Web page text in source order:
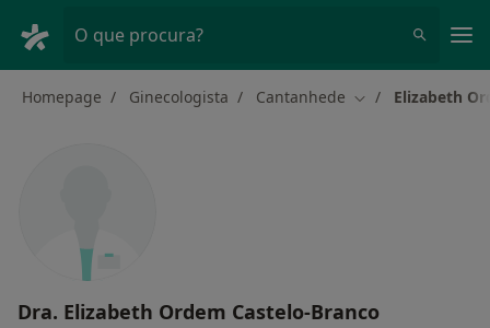
O que procura?
Homepage Ginecologista Cantanhede Mudar de cidade
Elizabeth
Dra. Elizabeth Ordem Castelo-Branco